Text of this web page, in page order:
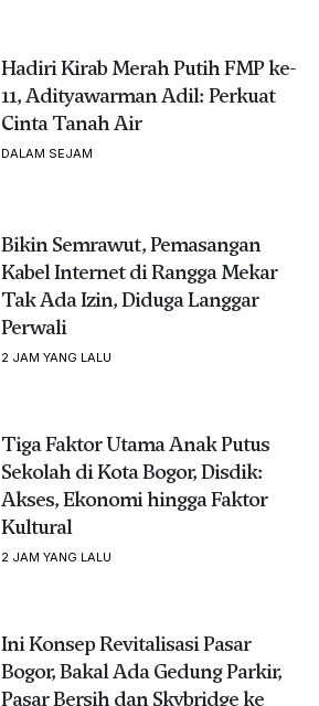
Hadiri Kirab Merah Putih FMP ke-
11, Adityawarman Adil: Perkuat
Cinta Tanah Air
DALAM SEJAM
Bikin Semrawut, Pemasangan
Kabel Internet di Rangga Mekar
Tak Ada Izin, Diduga Langgar
Perwali
2 JAM YANG LALU
Tiga Faktor Utama Anak Putus
Sekolah di Kota Bogor, Disdik:
Akses, Ekonomi hingga Faktor
Kultural
2 JAM YANG LALU
Ini Konsep Revitalisasi Pasar
Bogor, Bakal Ada Gedung Parkir,
Pasar Bersih dan Skybridge ke